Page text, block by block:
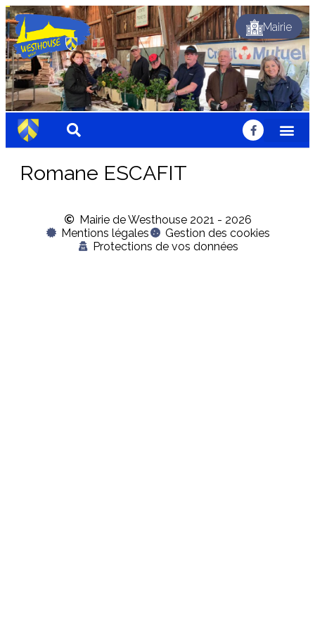
Mairie
Dynamique
Fleuri
Solidaire
Traditionnel
Festif
Sportif
Chaleureux
Accueillant
Nature
Dynamique
Fleuri
Solidaire
Traditionnel
Festif
Sportif
Chaleureux
Accueillant
Nature
Dynamique
Fleuri
Solidaire
Traditionnel
Festif
Sportif
Chaleureux
Accueillant
Nature
Romane ESCAFIT
Mairie de Westhouse 2021 - 2026
Mentions légales
Gestion des cookies
Protections de vos données